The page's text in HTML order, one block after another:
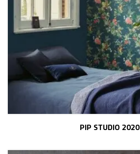
PIP STUDIO 2020